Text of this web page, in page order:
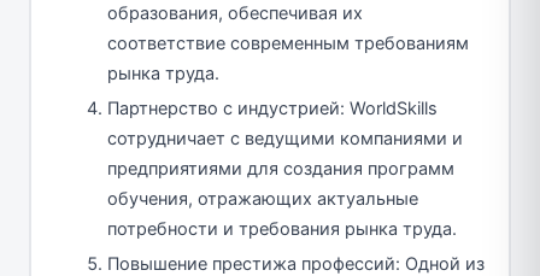
образования, обеспечивая их
соответствие современным требованиям
рынка труда.
Партнерство с индустрией: WorldSkills
сотрудничает с ведущими компаниями и
предприятиями для создания программ
обучения, отражающих актуальные
потребности и требования рынка труда.
Повышение престижа профессий: Одной из